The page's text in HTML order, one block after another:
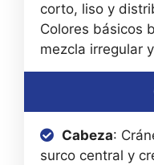
corto, liso y
Colores básicos
mezcla irregular
Cabeza:
surco central y